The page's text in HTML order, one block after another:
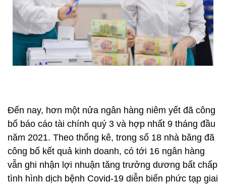
Đến nay, hơn một nửa ngân hàng niêm yết đã công
bố báo cáo tài chính quý 3 và hợp nhất 9 tháng đầu
năm 2021. Theo thống kê, trong số 18 nhà băng đã
công bố kết quả kinh doanh, có tới 16 ngân hàng
vẫn ghi nhận lợi nhuận tăng trưởng dương bất chấp
tình hình dịch bệnh Covid-19 diễn biến phức tạp giai